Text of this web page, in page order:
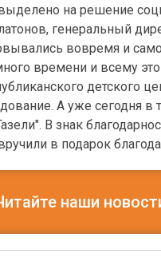
на решение
генеральный
вовремя и
времени и всему
детского
А уже сегодня в
В знак
в подарок
наши